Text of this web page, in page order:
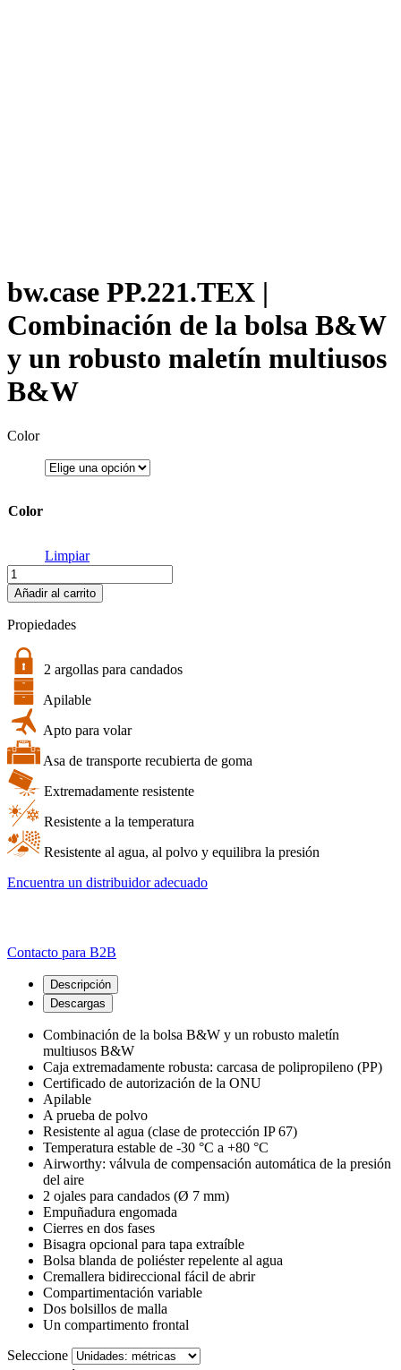
bw.case PP.221.TEX |
Combinación de la bolsa B&W
y un robusto maletín multiusos
B&W
Color
Color
Limpiar
bw.case
PP.221.TEX
|
Combinación
bolsa
B&W
un
robusto
maletín
multiusos
B&W
cantidad
Añadir al carrito
Propiedades
2 argollas para candados
Apilable
Apto para volar
Asa de transporte recubierta de goma
Extremadamente resistente
Resistente a la temperatura
Resistente al agua, al polvo y equilibra la presión
Encuentra un distribuidor adecuado
Contacto para B2B
Descripción
Descargas
Combinación de la bolsa B&W y un robusto maletín
multiusos B&W
Caja extremadamente robusta: carcasa de polipropileno (PP)
Certificado de autorización de la ONU
Apilable
A prueba de polvo
Resistente al agua (clase de protección IP 67)
Temperatura estable de -30 °C a +80 °C
Airworthy: válvula de compensación automática de la presión
del aire
2 ojales para candados (Ø 7 mm)
Empuñadura engomada
Cierres en dos fases
Bisagra opcional para tapa extraíble
Bolsa blanda de poliéster repelente al agua
Cremallera bidireccional fácil de abrir
Compartimentación variable
Dos bolsillos de malla
Un compartimento frontal
Seleccione